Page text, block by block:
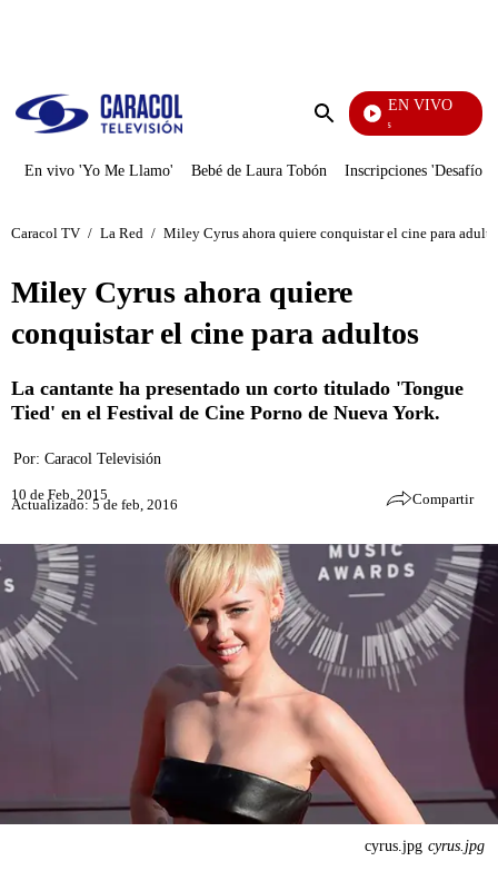
Enviar
EN VIVO
También Caerás
En vivo 'Yo Me Llamo' Bebé de Laura Tobón Inscripciones 'Desafío'
Caracol TV / La Red / Miley Cyrus ahora quiere conquistar el cine para
Miley Cyrus ahora quiere
conquistar el cine para adultos
La cantante ha presentado un corto titulado 'Tongue
Tied' en el Festival de Cine Porno de Nueva York.
Por: Caracol Televisión
10 de Feb, 2015
Actualizado: 5 de feb, 2016 Compartir
cyrus.jpg cyrus.jpg